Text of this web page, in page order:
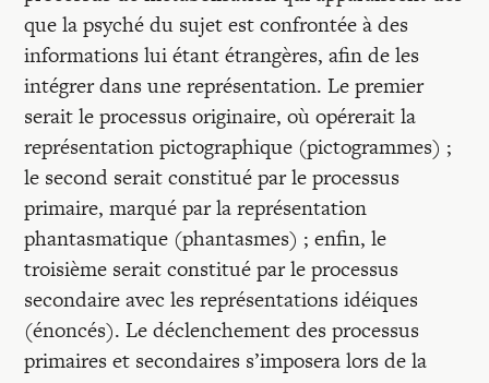
que la psyché du sujet est confrontée à des
informations lui étant étrangères, afin de les
intégrer dans une représentation. Le premier
serait le processus originaire, où opérerait la
représentation pictographique (pictogrammes) ;
le second serait constitué par le processus
primaire, marqué par la représentation
phantasmatique (phantasmes) ; enfin, le
troisième serait constitué par le processus
secondaire avec les représentations idéiques
(énoncés). Le déclenchement des processus
primaires et secondaires s’imposera lors de la